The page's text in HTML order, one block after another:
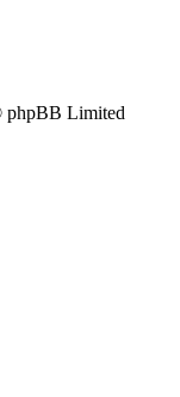
phpBB Limited